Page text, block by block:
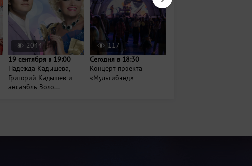
2044
19 сентября в 19:00
Надежда Кадышева,
Григорий Кадышев и
ансамбль Золо...
117
Сегодня в 18:30
Концерт проекта
«Мультибэнд»